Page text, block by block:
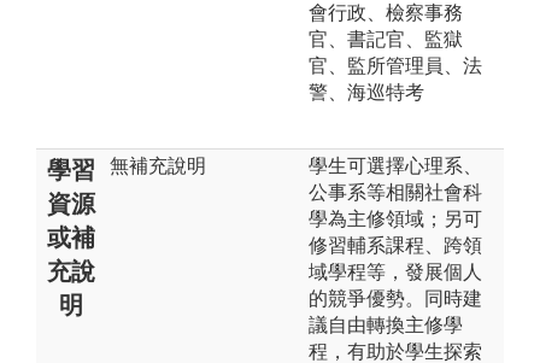
會行政、檢察事務
官、書記官、監獄
官、監所管理員、法
警、海巡特考
學習
資源
或補
充說
明
無補充說明
學生可選擇心理系、
公事系等相關社會科
學為主修領域；另可
修習輔系課程、跨領
域學程等，發展個人
的競爭優勢。同時建
議自由轉換主修學
程，有助於學生探索